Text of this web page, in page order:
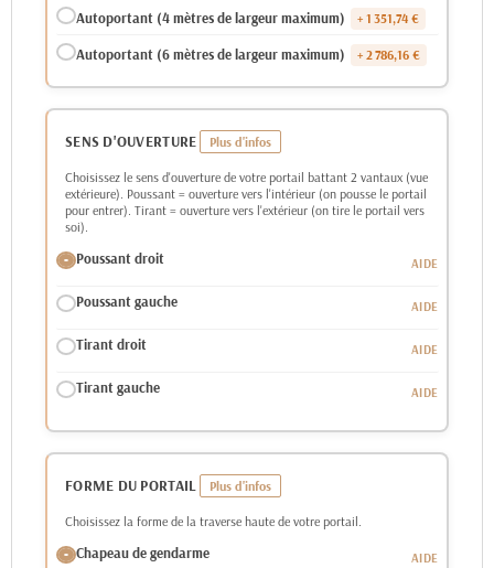
Autoportant (4 mètres de largeur maximum) + 1 351,74 €
Autoportant (6 mètres de largeur maximum) + 2 786,16 €
SENS D'OUVERTURE
Choisissez le sens d'ouverture de votre portail battant 2 vantaux (vue
extérieure). Poussant = ouverture vers l'intérieur (on pousse le portail
pour entrer). Tirant = ouverture vers l'extérieur (on tire le portail vers
soi).
Poussant droit
Poussant gauche
Tirant droit
Tirant gauche
FORME DU PORTAIL
Choisissez la forme de la traverse haute de votre portail.
Chapeau de gendarme